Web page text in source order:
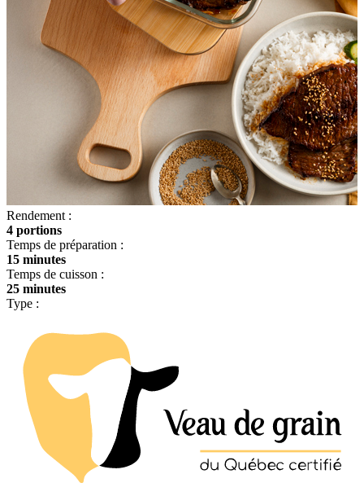
Rendement :
4 portions
Temps de préparation :
15 minutes
Temps de cuisson :
25 minutes
Type :